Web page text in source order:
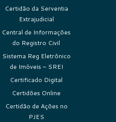
Certidão da Serventia
Extrajudicial
Central de Informações
do Registro Civil
Sistema Reg Eletrônico
de Imóveis – SREI
Certificado Digital
Certidões Online
Certidão de Ações no
PJES